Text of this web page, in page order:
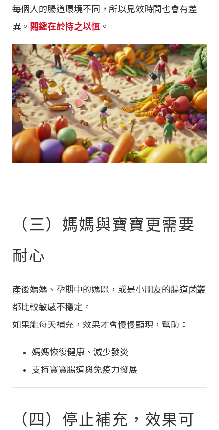
每個人的腸道環境不同，所以見效時間也會有差
異。 關鍵在於持之以恆 。
（三）媽媽與寶寶更需要
耐心
產後媽媽、孕期中的媽咪，或是小朋友的腸道菌叢
都比較敏感不穩定。
如果能每天補充，效果才會慢慢顯現，幫助：
媽媽恢復健康、減少發炎
支持寶寶腸道與免疫力發展
（四）停止補充，效果可